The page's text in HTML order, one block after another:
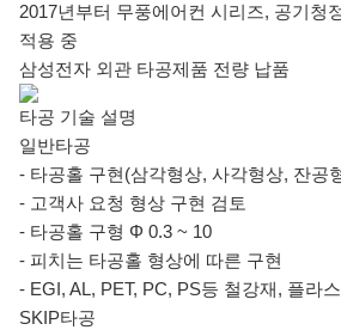
2017년부터 무풍에어컨 시리즈, 공기청
적용 중
삼성전자 외관 타공제품 전량 납품
타공 기술 설명
일반타공
- 타공홀 구현(삼각형상, 사각형상, 잔공
- 고객사 요청 형상 구현 검토
- 타공홀 구형 Φ 0.3 ~ 10
- 피치는 타공홀 형상에 따른 구현
- EGI, AL, PET, PC, PS등 철강재, 플라
SKIP타공